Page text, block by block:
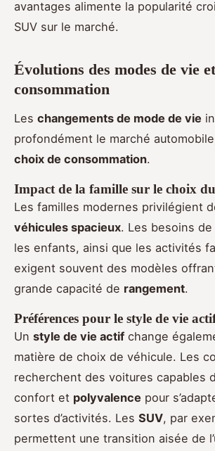
avantages alimente la popularité
SUV sur le marché.
Évolutions des modes de vie
consommation
Les changements de mode de vie
profondément le marché
choix de consommation.
Impact de la famille sur le choix
Les familles modernes privilégient
véhicules spacieux. Les besoins
les enfants, ainsi que les activités
exigent souvent des modèles
grande capacité de rangement.
Préférences pour le style de vie
Un style de vie actif change
matière de choix de véhicule. Les
recherchent des voitures capables
confort et polyvalence pour
sortes d’activités. Les SUV, par
permettent une transition aisée de